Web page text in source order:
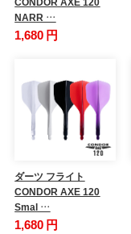
NARR …
1,680 円
ダーツ フライト
CONDOR AXE 120
Smal …
1,680 円